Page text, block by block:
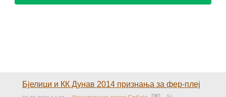
Бјелици и КК Дунав 2014 признања за фер-плеј